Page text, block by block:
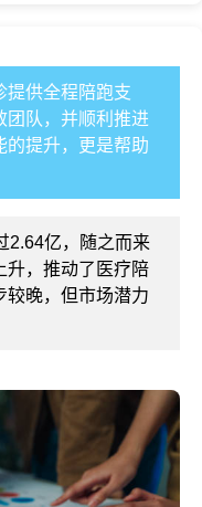
提供全程陪跑支
团队，并顺利推进
的提升，更是帮助
2.64亿，随之而来
升，推动了医疗陪
较晚，但市场潜力